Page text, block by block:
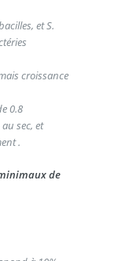
et S.
croissance
0.8
sec, et
.
de